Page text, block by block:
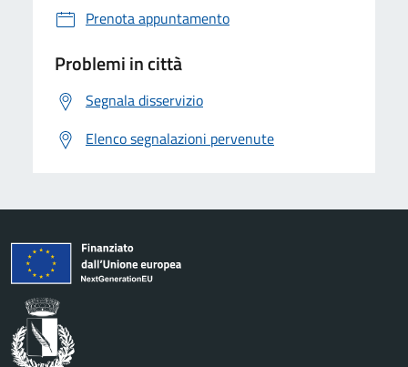
Prenota appuntamento
Problemi in città
Segnala disservizio
Elenco segnalazioni pervenute